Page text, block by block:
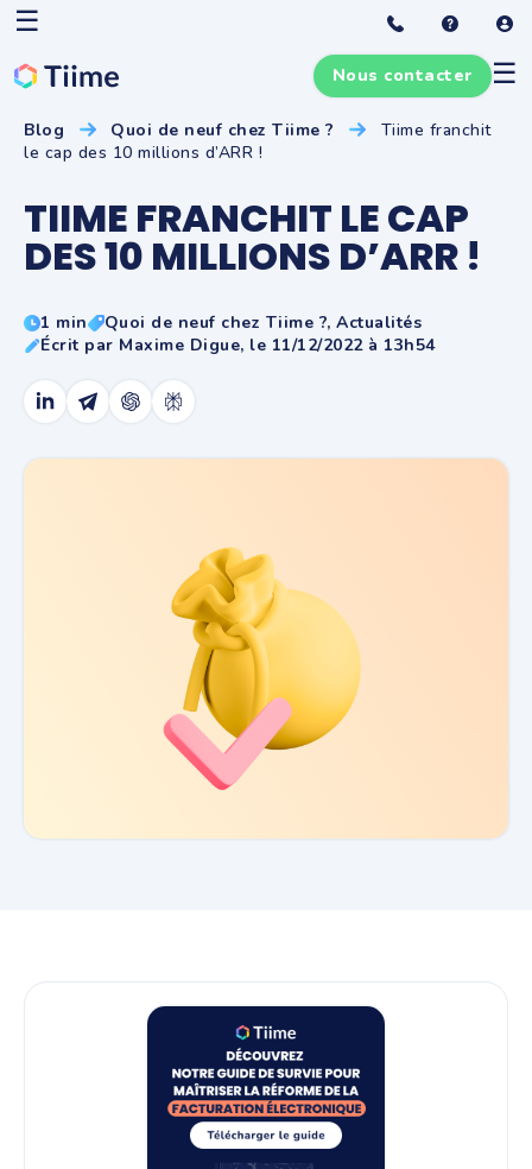
☰
☰
Nous contacter
Blog Quoi de neuf chez Tiime ?
Tiime franchit
le cap des 10 millions d’ARR !
TIIME FRANCHIT LE CAP
DES 10 MILLIONS D’ARR !
1 min
Quoi de neuf chez Tiime ?, Actualités
Écrit par Maxime Digue, le 11/12/2022 à 13h54